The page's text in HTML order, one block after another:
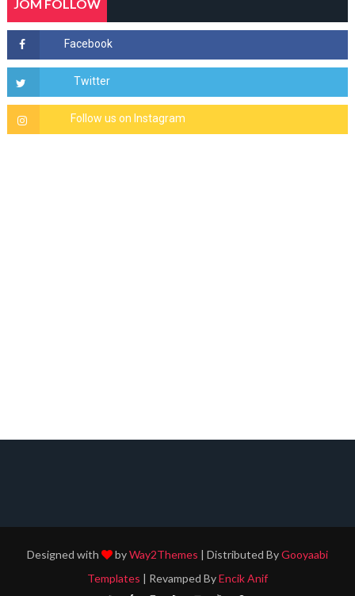
JOM FOLLOW
Designed with byWay2Themes | Distributed ByGooyaabi
Templates | Revamped ByEncik Anif